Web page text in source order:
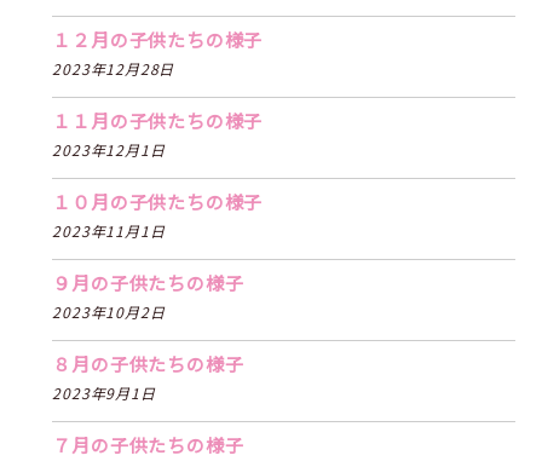
１２月の子供たちの様子
2023年12月28日
１１月の子供たちの様子
2023年12月1日
１０月の子供たちの様子
2023年11月1日
９月の子供たちの様子
2023年10月2日
８月の子供たちの様子
2023年9月1日
７月の子供たちの様子